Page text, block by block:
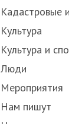
Кадастровые
Культура
Культура и
Люди
Мероприятия
Нам пишут